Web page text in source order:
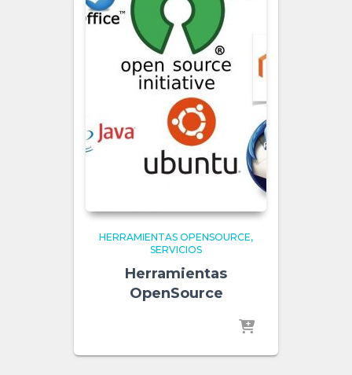
HERRAMIENTAS OPENSOURCE
SERVICIOS
Herramientas
OpenSource